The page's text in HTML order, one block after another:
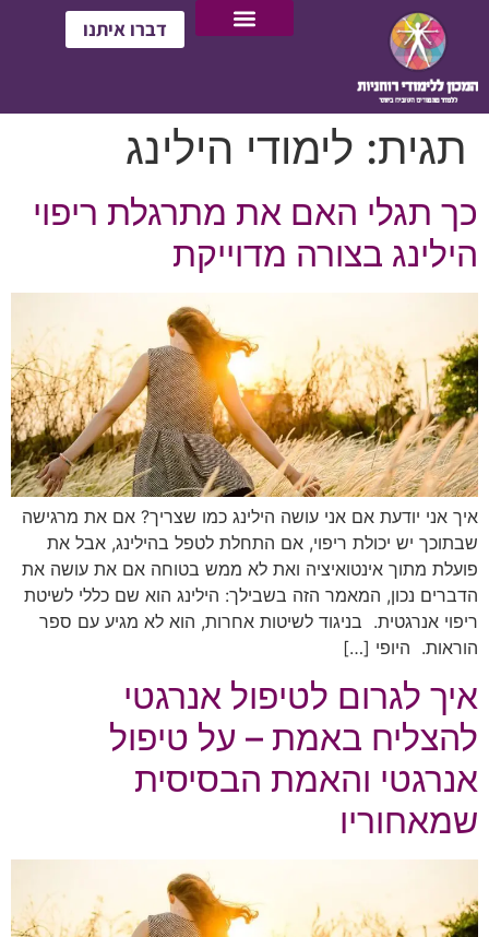
דברו איתנו
תגית: לימודי הילינג
כך תגלי האם את מתרגלת ריפוי
הילינג בצורה מדוייקת
איך אני יודעת אם אני עושה הילינג כמו שצריך? אם את מרגישה
שבתוכך יש יכולת ריפוי, אם התחלת לטפל בהילינג, אבל את
פועלת מתוך אינטואיציה ואת לא ממש בטוחה אם את עושה את
הדברים נכון, המאמר הזה בשבילך: הילינג הוא שם כללי לשיטת
ריפוי אנרגטית. בניגוד לשיטות אחרות, הוא לא מגיע עם ספר
הוראות. היופי […]
איך לגרום לטיפול אנרגטי
להצליח באמת – על טיפול
אנרגטי והאמת הבסיסית
שמאחוריו